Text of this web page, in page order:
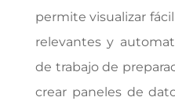
permite visualizar
relevantes y
de trabajo de
crear paneles de